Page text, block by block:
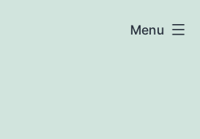
Menu